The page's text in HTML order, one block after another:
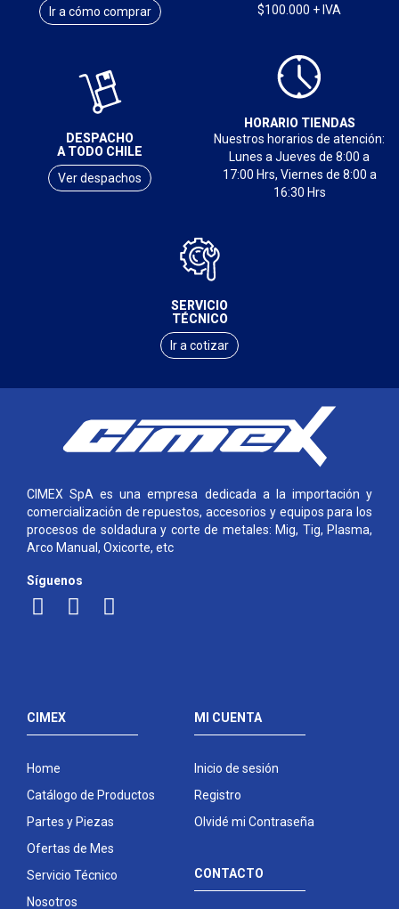
Ir a cómo comprar
$100.000 + IVA
DESPACHO
A TODO CHILE
Ver despachos
HORARIO TIENDAS
Nuestros horarios de atención:
Lunes a Jueves de 8:00 a
17:00 Hrs, Viernes de 8:00 a
16:30 Hrs
SERVICIO
TÉCNICO
Ir a cotizar
CIMEX SpA es una empresa dedicada a la importación y
comercialización de repuestos, accesorios y equipos para los
procesos de soldadura y corte de metales: Mig, Tig, Plasma,
Arco Manual, Oxicorte, etc
Síguenos
CIMEX
Home
Catálogo de Productos
Partes y Piezas
Ofertas de Mes
Servicio Técnico
Nosotros
MI CUENTA
Inicio de sesión
Registro
Olvidé mi Contraseña
CONTACTO